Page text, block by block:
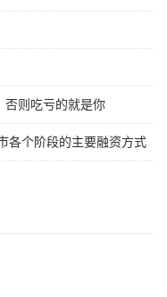
否则吃亏的就是你
各个阶段的主要融资方式